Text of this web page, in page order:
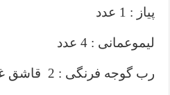
پیاز : 1 عدد
لیموعمانی : 4 عدد
رب گوجه فرنگی : 2 قاشق غذاخوری